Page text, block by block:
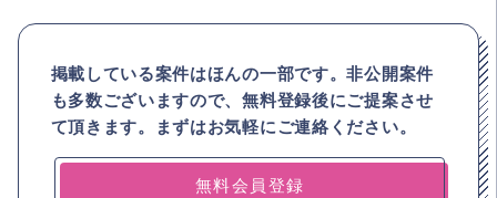
掲載している案件はほんの一部です。非公開案件
も多数ございますので、無料登録後にご提案させ
て頂きます。まずはお気軽にご連絡ください。
無料会員登録